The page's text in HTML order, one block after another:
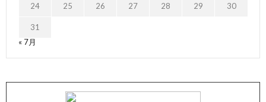
24 25 26 27 28 29 30
31
« 7月